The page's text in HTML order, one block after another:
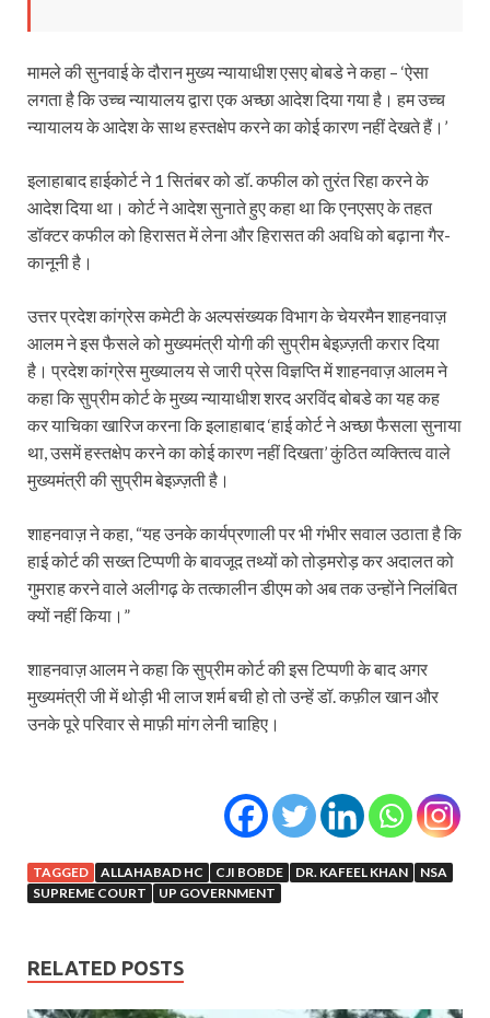
मामले की सुनवाई के दौरान मुख्य न्यायाधीश एसए बोबडे ने कहा – ‘ऐसा
लगता है कि उच्च न्यायालय द्वारा एक अच्छा आदेश दिया गया है। हम उच्च
न्यायालय के आदेश के साथ हस्तक्षेप करने का कोई कारण नहीं देखते हैं।’
इलाहाबाद हाईकोर्ट ने 1 सितंबर को डॉ. कफील को तुरंत रिहा करने के
आदेश दिया था। कोर्ट ने आदेश सुनाते हुए कहा था कि एनएसए के तहत
डॉक्टर कफील को हिरासत में लेना और हिरासत की अवधि को बढ़ाना गैर-
कानूनी है।
उत्तर प्रदेश कांग्रेस कमेटी के अल्पसंख्यक विभाग के चेयरमैन शाहनवाज़
आलम ने इस फैसले को मुख्यमंत्री योगी की सुप्रीम बेइज़्ज़ती करार दिया
है। प्रदेश कांग्रेस मुख्यालय से जारी प्रेस विज्ञप्ति में शाहनवाज़ आलम ने
कहा कि सुप्रीम कोर्ट के मुख्य न्यायाधीश शरद अरविंद बोबडे का यह कह
कर याचिका खारिज करना कि इलाहाबाद ‘हाई कोर्ट ने अच्छा फैसला सुनाया
था, उसमें हस्तक्षेप करने का कोई कारण नहीं दिखता’ कुंठित व्यक्तित्व वाले
मुख्यमंत्री की सुप्रीम बेइज़्ज़ती है।
शाहनवाज़ ने कहा, “यह उनके कार्यप्रणाली पर भी गंभीर सवाल उठाता है कि
हाई कोर्ट की सख्त टिप्पणी के बावजूद तथ्यों को तोड़मरोड़ कर अदालत को
गुमराह करने वाले अलीगढ़ के तत्कालीन डीएम को अब तक उन्होंने निलंबित
क्यों नहीं किया।”
शाहनवाज़ आलम ने कहा कि सुप्रीम कोर्ट की इस टिप्पणी के बाद अगर
मुख्यमंत्री जी में थोड़ी भी लाज शर्म बची हो तो उन्हें डॉ. कफ़ील खान और
उनके पूरे परिवार से माफ़ी मांग लेनी चाहिए।
TAGGED ALLAHABAD HC CJI BOBDE DR. KAFEEL KHAN
NSA
SUPREME COURT
UP GOVERNMENT
RELATED POSTS